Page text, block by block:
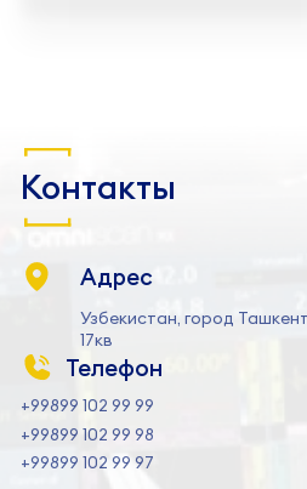
Контакты
Адрес
Узбекистан, город
17кв
Телефон
+99899 102 99 99
+99899 102 99 98
+99899 102 99 97